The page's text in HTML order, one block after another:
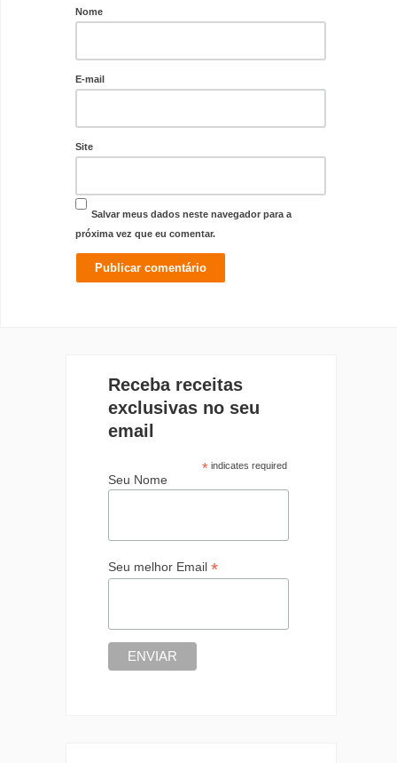
Nome
E-mail
Site
Salvar meus dados neste navegador para a
próxima vez que eu comentar.
Receba receitas
exclusivas no seu
email
*indicates required
Seu Nome
Seu melhor Email *